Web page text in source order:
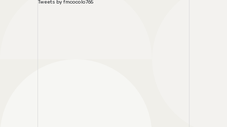
Tweets by fmcocolo765